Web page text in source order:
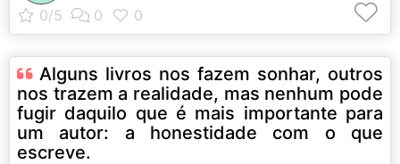
Alguns livros nos fazem sonhar, outros
nos trazem a realidade, mas nenhum pode
fugir daquilo que é mais importante para
um autor: a honestidade com o que
escreve.